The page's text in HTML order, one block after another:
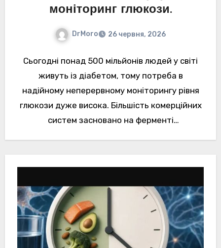
моніторинг глюкози.
DrMoro 26 червня, 2026
Сьогодні понад 500 мільйонів людей у ​​світі
живуть із діабетом, тому потреба в
надійному неперервному моніторингу рівня
глюкози дуже висока. Більшість комерційних
систем засновано на ферменті